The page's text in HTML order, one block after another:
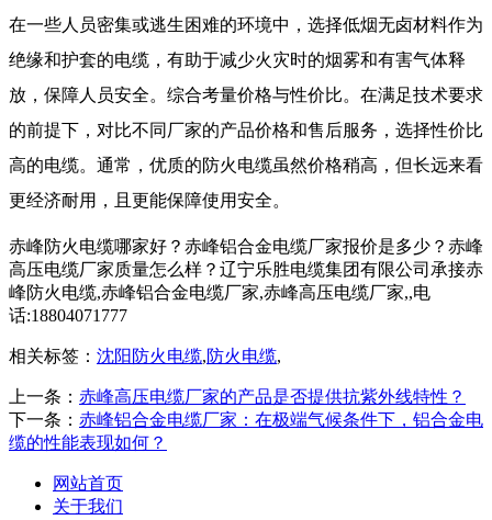
在一些人员密集或逃生困难的环境中，选择低烟无卤材料作为
绝缘和护套的电缆，有助于减少火灾时的烟雾和有害气体释
放，保障人员安全。综合考量价格与性价比。在满足技术要求
的前提下，对比不同厂家的产品价格和售后服务，选择性价比
高的电缆。通常，优质的防火电缆虽然价格稍高，但长远来看
更经济耐用，且更能保障使用安全。
赤峰防火电缆哪家好？赤峰铝合金电缆厂家报价是多少？赤峰
高压电缆厂家质量怎么样？辽宁乐胜电缆集团有限公司承接赤
峰防火电缆,赤峰铝合金电缆厂家,赤峰高压电缆厂家,,电
话:18804071777
相关标签： 沈阳防火电缆,防火电缆,
上一条： 赤峰高压电缆厂家的产品是否提供抗紫外线特性？
下一条： 赤峰铝合金电缆厂家：在极端气候条件下，铝合金电
缆的性能表现如何？
网站首页
关于我们